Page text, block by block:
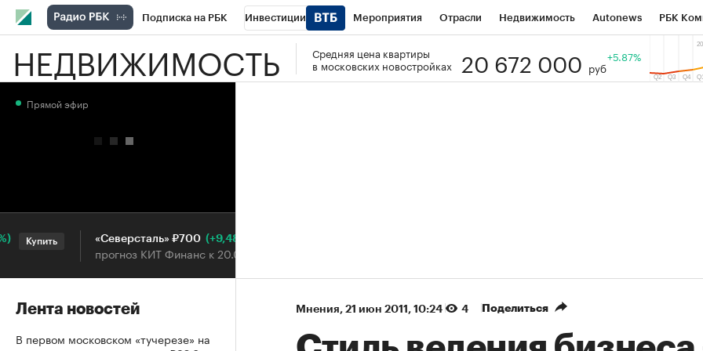
Подписка на РБК Инвестиции Мероприятия Отрасли Недвижимость Autonews РБК
РБК Вино Спорт Школа управления РБК РБК Образование Тренды
НЕДВИЖИМОСТЬ
Средняя цена квартиры
в московских новостройках
20 672 000 руб
+5.87%
Мнения⁠, 21 июн 2011, 10:24 4 Поделиться
Прямой эфир
Купить «Северсталь» ₽700 (+9,48%)
прогноз КИТ Финанс к 20.07.27
Лента новостей
В первом московском «тучерезе» на